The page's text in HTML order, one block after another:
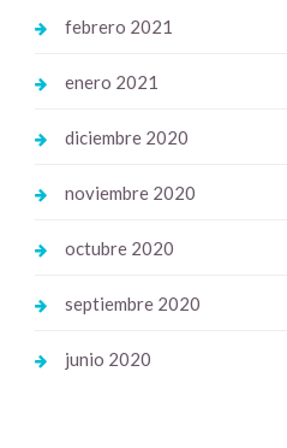
febrero 2021
enero 2021
diciembre 2020
noviembre 2020
octubre 2020
septiembre 2020
junio 2020